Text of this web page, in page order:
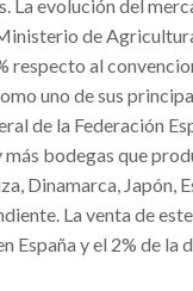
evolución del
de
al
uno de sus
de la Federación
bodegas que
Dinamarca, Japón,
La venta de
España y el 2% de